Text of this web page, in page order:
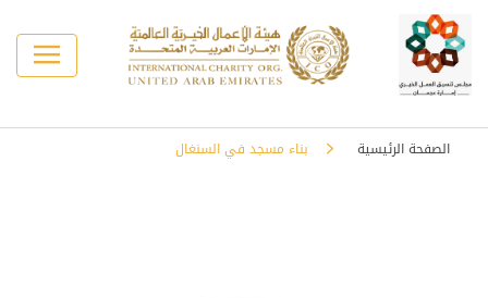
الصفحة الرئيسية بناء مسجد في السنغال